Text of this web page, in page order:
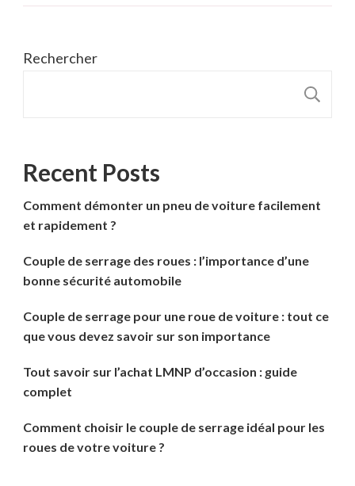
Rechercher
Recent Posts
Comment démonter un pneu de voiture facilement
et rapidement ?
Couple de serrage des roues : l’importance d’une
bonne sécurité automobile
Couple de serrage pour une roue de voiture : tout ce
que vous devez savoir sur son importance
Tout savoir sur l’achat LMNP d’occasion : guide
complet
Comment choisir le couple de serrage idéal pour les
roues de votre voiture ?